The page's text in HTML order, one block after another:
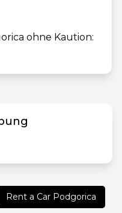
ohne Kaution:
Rent a Car Podgorica